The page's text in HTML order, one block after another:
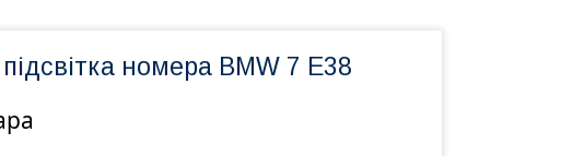
номера BMW 7 E38